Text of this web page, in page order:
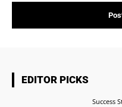
EDITOR PICKS
Success